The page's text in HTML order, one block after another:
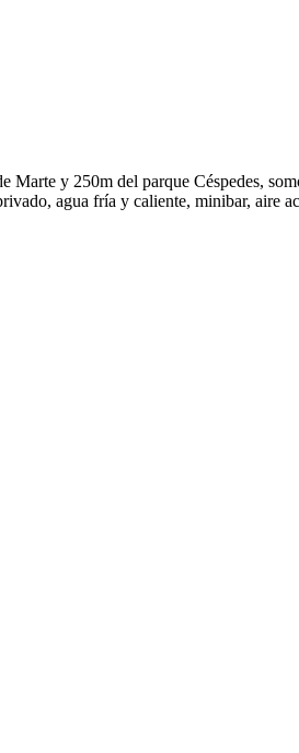
y 250m del parque Céspedes,
agua fría y caliente, minibar,